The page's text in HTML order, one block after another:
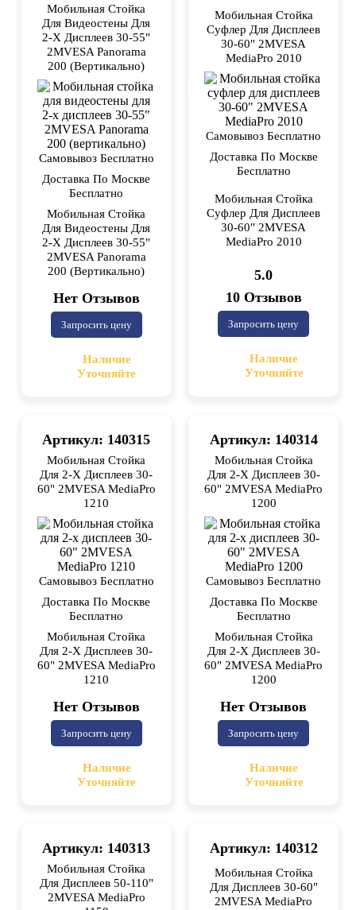
Мобильная Стойка
Для Видеостены Для
2-X Дисплеев 30-55"
2MVESA Panorama
200 (вертикально)
Самовывоз Бесплатно
Доставка По Москве
Бесплатно
Мобильная Стойка
Для Видеостены Для
2-X Дисплеев 30-55"
2MVESA Panorama
200 (вертикально)
Нет Отзывов
Запросить цену
Наличие
Уточняйте
Мобильная Стойка
Суфлер Для Дисплеев
30-60" 2MVESA
MediaPro 2010
Самовывоз Бесплатно
Доставка По Москве
Бесплатно
Мобильная Стойка
Суфлер Для Дисплеев
30-60" 2MVESA
MediaPro 2010
5.0
10 Отзывов
Запросить цену
Наличие
Уточняйте
Артикул: 140315
Мобильная Стойка
Для 2-Х Дисплеев 30-
60" 2MVESA MediaPro
1210
Самовывоз Бесплатно
Доставка По Москве
Бесплатно
Мобильная Стойка
Для 2-Х Дисплеев 30-
60" 2MVESA MediaPro
1210
Нет Отзывов
Запросить цену
Наличие
Уточняйте
Артикул: 140314
Мобильная Стойка
Для 2-Х Дисплеев 30-
60" 2MVESA MediaPro
1200
Самовывоз Бесплатно
Доставка По Москве
Бесплатно
Мобильная Стойка
Для 2-Х Дисплеев 30-
60" 2MVESA MediaPro
1200
Нет Отзывов
Запросить цену
Наличие
Уточняйте
Артикул: 140313
Мобильная Стойка
Для Дисплеев 50-110"
2MVESA MediaPro
Артикул: 140312
Мобильная Стойка
Для Дисплеев 30-60"
2MVESA MediaPro